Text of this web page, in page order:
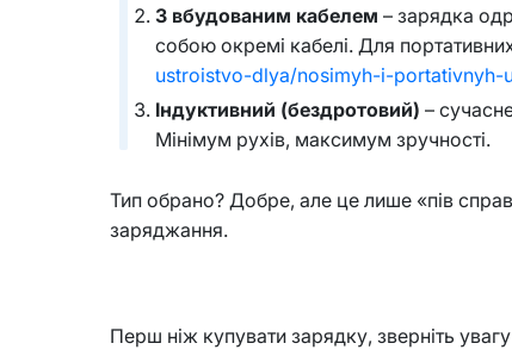
З вбудованим кабелем – зарядка
собою окремі кабелі. Для
ustroistvo-dlya/nosimyh-i-portativnyh-
Індуктивний (бездротовий) –
Мінімум рухів, максимум зручності.
Тип обрано? Добре, але це лише «пів
заряджання.
Перш ніж купувати зарядку, зверніть